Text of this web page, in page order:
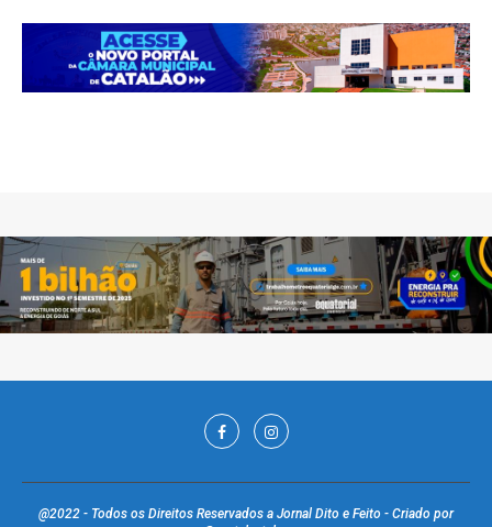
@2022 - Todos os Direitos Reservados a Jornal Dito e Feito - Criado por